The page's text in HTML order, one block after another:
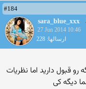
#184
sara_blue_xxx
27 Jun 2014 10:46
ارسالها: 228
قبول دارید اما نظریات
دیگه کی